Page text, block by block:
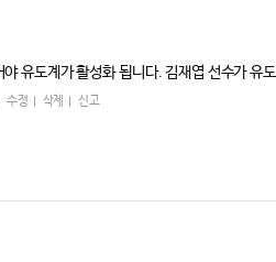
유도계가 활성화 됩니다. 김재엽 선수가 유
수정 삭제 신고